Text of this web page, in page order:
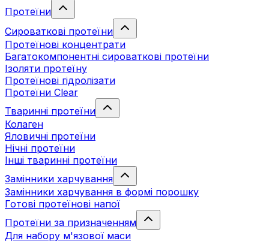
Протеїни
Сироваткові протеїни
Протеїнові концентрати
Багатокомпонентні сироваткові протеїни
Ізоляти протеїну
Протеїнові гідролізати
Протеїни Clear
Тваринні протеїни
Колаген
Яловичні протеїни
Нічні протеїни
Інші тваринні протеїни
Замінники харчування
Замінники харчування в формі порошку
Готові протеїнові напої
Протеїни за призначенням
Для набору м'язової маси